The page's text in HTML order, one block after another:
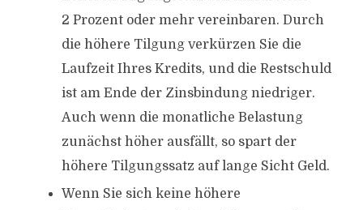
2 Prozent oder mehr vereinbaren. Durch
die höhere Tilgung verkürzen Sie die
Laufzeit Ihres Kredits, und die Restschuld
ist am Ende der Zinsbindung niedriger.
Auch wenn die monatliche Belastung
zunächst höher ausfällt, so spart der
höhere Tilgungssatz auf lange Sicht Geld.
Wenn Sie sich keine höhere